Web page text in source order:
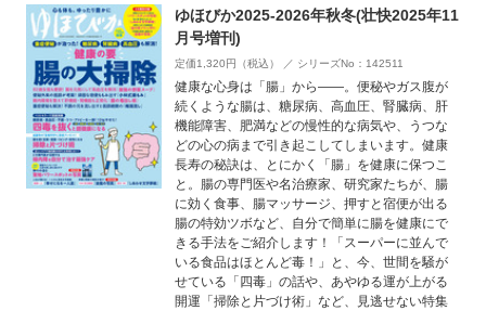
ゆほびか2025-2026年秋冬(壮快2025年11
月号増刊)
定価1,320円（税込） ／ シリーズNo：142511
健康な心身は「腸」から――。便秘やガス腹が
続くような腸は、糖尿病、高血圧、腎臓病、肝
機能障害、肥満などの慢性的な病気や、うつな
どの心の病まで引き起こしてしまいます。健康
長寿の秘訣は、とにかく「腸」を健康に保つこ
と。腸の専門医や名治療家、研究家たちが、腸
に効く食事、腸マッサージ、押すと宿便が出る
腸の特効ツボなど、自分で簡単に腸を健康にで
きる手法をご紹介します！「スーパーに並んで
いる食品はほとんど毒！」と、今、世間を騒が
せている「四毒」の話や、あやゆる運が上がる
開運「掃除と片づけ術」など、見逃せない特集